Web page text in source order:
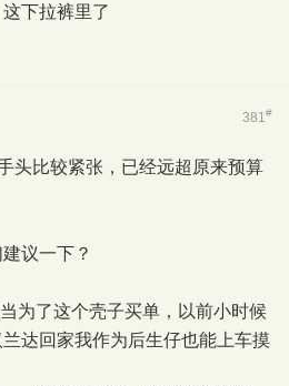
下拉裤里了
381 #
头比较紧张，已经远超原来预算
议一下？
为了这个壳子买单，以前小时候
达回家我作为后生仔也能上车摸